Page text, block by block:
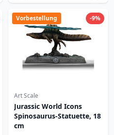
-9%
Vorbestellung
Art Scale
Jurassic World Icons
Spinosaurus-Statuette, 18
cm